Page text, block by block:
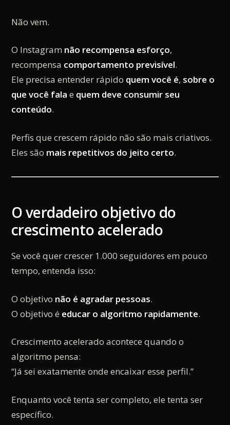
Não vem.
O Instagram não recompensa esforço,
recompensa comportamento previsível.
Ele precisa entender rápido quem você é, sobre o
que você fala e quem deve consumir seu
conteúdo.
Perfis que crescem rápido não são mais criativos.
Eles são mais repetitivos do jeito certo.
O verdadeiro objetivo do
crescimento acelerado
Se você quer crescer 1.000 seguidores em pouco
tempo, entenda isso:
O objetivo não é agradar pessoas.
O objetivo é educar o algoritmo rapidamente.
Crescimento acelerado acontece quando o
algoritmo pensa:
“Já sei exatamente onde encaixar esse perfil.”
Enquanto você tenta ser completo, ele tenta ser
específico.